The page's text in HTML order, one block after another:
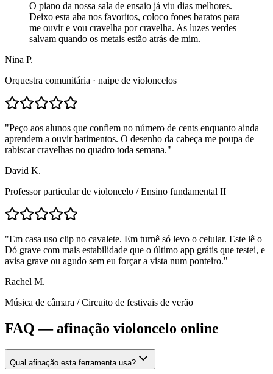
O piano da nossa sala de ensaio já viu dias melhores.
Deixo esta aba nos favoritos, coloco fones baratos para
me ouvir e vou cravelha por cravelha. As luzes verdes
salvam quando os metais estão atrás de mim.
Nina P.
Orquestra comunitária · naipe de violoncelos
"Peço aos alunos que confiem no número de cents enquanto ainda
aprendem a ouvir batimentos. O desenho da cabeça me poupa de
rabiscar cravelhas no quadro toda semana."
David K.
Professor particular de violoncelo /Ensino fundamental II
"Em casa uso clip no cavalete. Em turnê só levo o celular. Este lê o
Dó grave com mais estabilidade que o último app grátis que testei, e
avisa grave ou agudo sem eu forçar a vista num ponteiro."
Rachel M.
Música de câmara /Circuito de festivais de verão
FAQ — afinação violoncelo online
Qual afinação esta ferramenta usa?